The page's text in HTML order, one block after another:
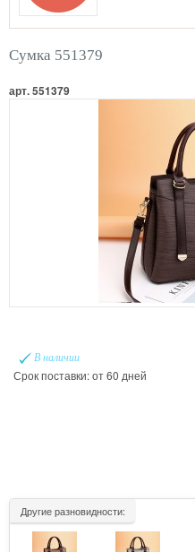
Сумка 551379
арт. 551379
В наличии
Срок поставки: от 60 дней
Другие разновидности: